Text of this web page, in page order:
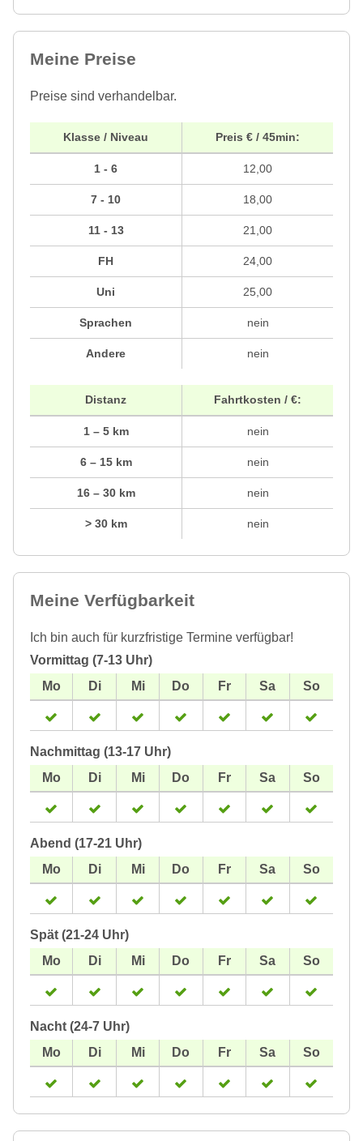
Meine Preise
Preise sind verhandelbar.
Klasse / Niveau
1 - 6
7 - 10
11 - 13
FH
Uni
Sprachen
Andere
Preis € / 45min:
12,00
18,00
21,00
24,00
25,00
nein
nein
Distanz
1 – 5 km
6 – 15 km
16 – 30 km
> 30 km
Fahrtkosten / €:
nein
nein
nein
nein
Meine Verfügbarkeit
Ich bin auch für kurzfristige Termine verfügbar!
Vormittag (7-13 Uhr)
Nachmittag (13-17 Uhr)
Abend (17-21 Uhr)
Spät (21-24 Uhr)
Nacht (24-7 Uhr)